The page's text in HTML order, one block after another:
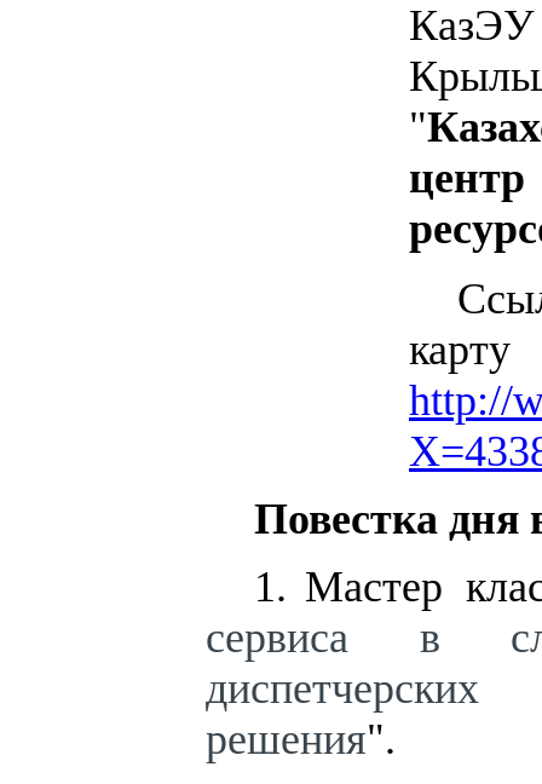
"
центр
http://
Повестка дня
1. Мастер
сервиса в
решения".